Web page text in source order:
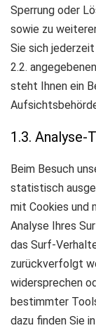
Sperrung oder
sowie zu
Sie sich
2.2.
steht Ihnen ein
1.3.
Beim Besuch
statistisch
mit Cookies und
Analyse Ihres
das Surf-
zurückverfolgt
widersprechen
bestimmter
dazu finden Sie